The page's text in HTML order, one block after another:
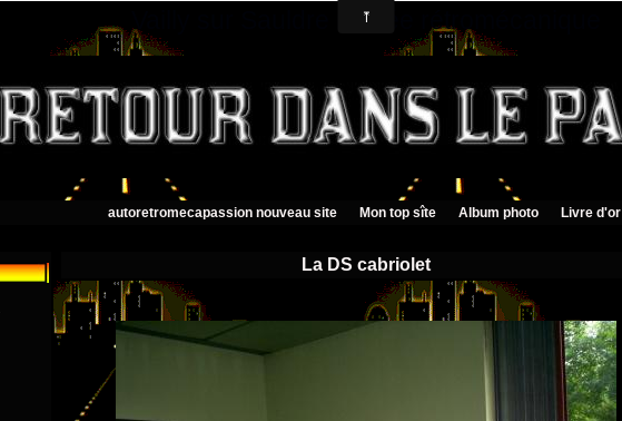
Vailly sur Sauldre musée rétromécanique
autoretromecapassion nouveau site Mon top sîte Album photo Livre d'or
La DS cabriolet